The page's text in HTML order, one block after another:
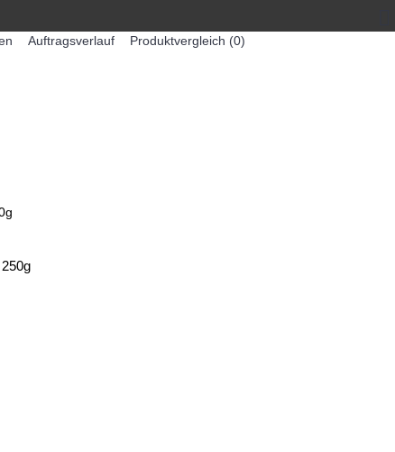
Auftragsverlauf Produktvergleich (0)